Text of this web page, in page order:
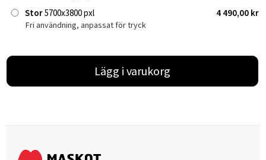
Stor5700x3800 pxl 4 490,00 kr
Fri användning, anpassat för tryck
Lägg i varukorg